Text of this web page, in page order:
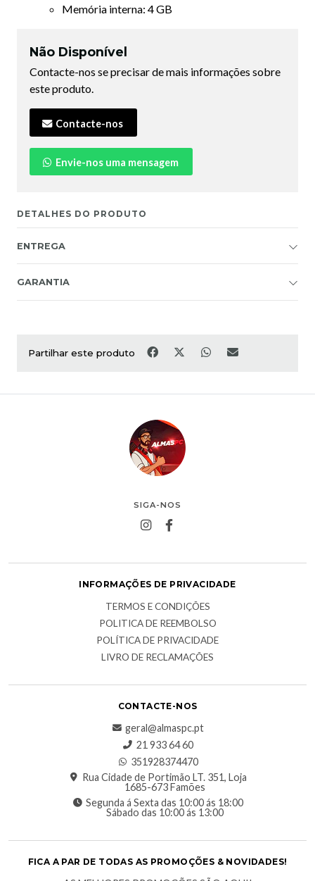
Memória interna: 4 GB
Não Disponível
Contacte-nos se precisar de mais informações sobre
este produto.
Contacte-nos
Envie-nos uma mensagem
DETALHES DO PRODUTO
ENTREGA
GARANTIA
Partilhar este produto
SIGA-NOS
INFORMAÇÕES DE PRIVACIDADE
TERMOS E CONDIÇÕES
POLITICA DE REEMBOLSO
POLÍTICA DE PRIVACIDADE
LIVRO DE RECLAMAÇÕES
CONTACTE-NOS
geral@almaspc.pt
21 933 64 60
351928374470
Rua Cidade de Portimão LT. 351, Loja
1685-673 Famões
Segunda á Sexta das 10:00 ás 18:00
Sábado das 10:00 ás 13:00
FICA A PAR DE TODAS AS PROMOÇÕES & NOVIDADES!